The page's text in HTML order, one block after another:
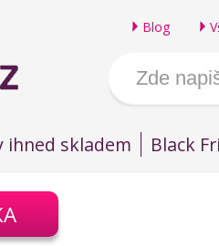
Blog
ihned skladem Black